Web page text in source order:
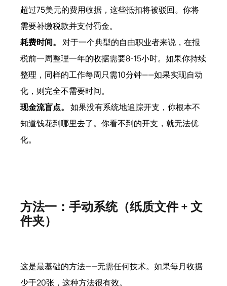
超过75美元的费用收据，这些抵扣将被驳回。你将
需要补缴税款并支付罚金。
耗费时间。 对于一个典型的自由职业者来说，在报
税前一周整理一年的收据需要8-15小时。如果你持续
整理，同样的工作每周只需10分钟——如果实现自动
化，则完全不需要时间。
现金流盲点。 如果没有系统地追踪开支，你根本不
知道钱花到哪里去了。你看不到的开支，就无法优
化。
方法一：手动系统（纸质文件 + 文
件夹）
这是最基础的方法——无需任何技术。如果每月收据
少于20张，这种方法很有效。